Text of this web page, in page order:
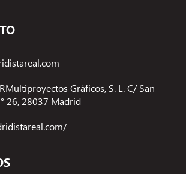
Gráficos, S. L. C/ San
26, 28037 Madrid